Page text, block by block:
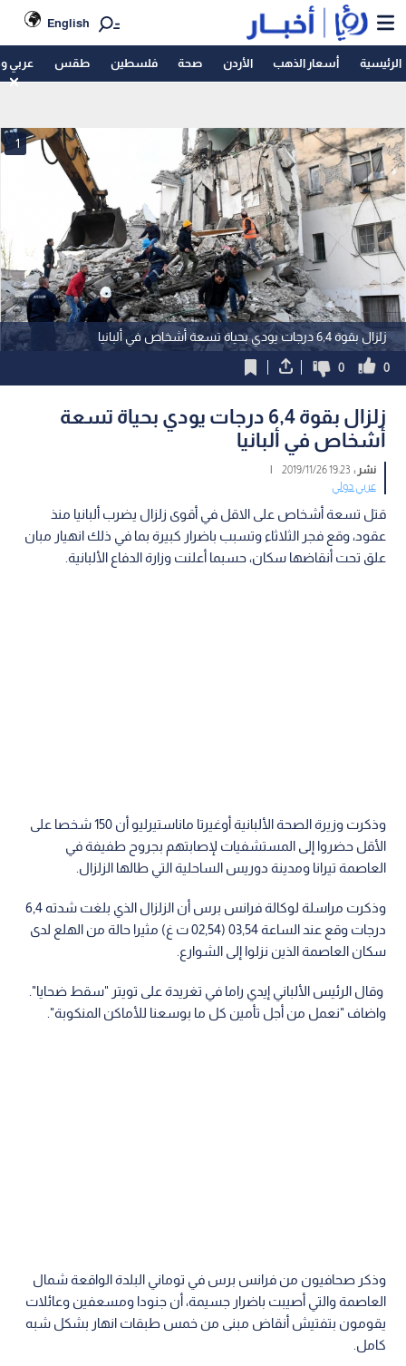
English
الرئيسية أسعار الذهب الأردن صحة فلسطين طقس عربي
زلزال بقوة 6,4 درجات يودي بحياة تسعة أشخاص في ألبانيا
1
0
0
زلزال بقوة 6,4 درجات يودي بحياة تسعة
أشخاص في ألبانيا
نشر :19:23 2019/11/26
|
عربي دولي
قتل تسعة أشخاص على الاقل في أقوى زلزال يضرب ألبانيا منذ
عقود، وقع فجر الثلاثاء وتسبب باضرار كبيرة بما في ذلك انهيار مبان
علق تحت أنقاضها سكان، حسبما أعلنت وزارة الدفاع الألبانية.
وذكرت وزيرة الصحة الألبانية أوغيرتا ماناستيرليو أن 150 شخصا على
الأقل حضروا إلى المستشفيات لإصابتهم بجروح طفيفة في
العاصمة تيرانا ومدينة دوريس الساحلية التي طالها الزلزال.
وذكرت مراسلة لوكالة فرانس برس أن الزلزال الذي بلغت شدته 6,4
درجات وقع عند الساعة 03,54 (02,54 ت غ) مثيرا حالة من الهلع لدى
سكان العاصمة الذين نزلوا إلى الشوارع.
وقال الرئيس الألباني إيدي راما في تغريدة على تويتر "سقط ضحايا".
واضاف "نعمل من أجل تأمين كل ما بوسعنا للأماكن المنكوبة".
وذكر صحافيون من فرانس برس في توماني البلدة الواقعة شمال
العاصمة والتي أصيبت باضرار جسيمة، أن جنودا ومسعفين وعائلات
يقومون بتفتيش أنقاض مبنى من خمس طبقات انهار بشكل شبه
كامل.